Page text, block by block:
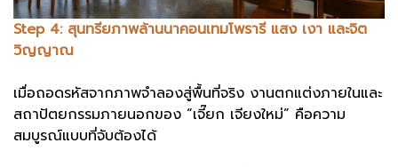
Step 4: สุนทรียภาพล้านนาคอนเทมโพรารี แสง เงา และจิต
วิญญาณ
เมื่อถอดรหัสจากภาพจำลองสู่พื้นที่จริง งานตกแต่งภายในและ
สถาปัตยกรรมภายนอกของ “เจี๊ยก เจียงใหม่” คือความ
สมบูรณ์แบบที่จับต้องได้